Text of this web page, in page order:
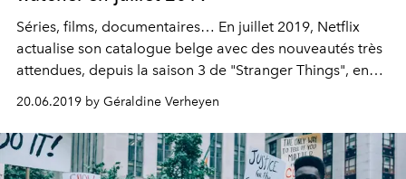
Séries, films, documentaires… En juillet 2019, Netflix
actualise son catalogue belge avec des nouveautés très
attendues, depuis la saison 3 de "Stranger Things", en
passant par la nouvelle saison de "La Casa de Papel",
jusqu’à l’ultime saison de "Orange Is the New Black."
Voici les 12 nouveautés à binge-watcher dès le 1er juillet
sur la plateforme.
20.06.2019 by Géraldine Verheyen